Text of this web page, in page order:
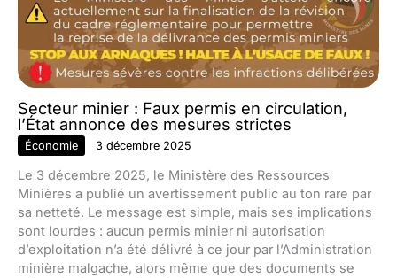
Secteur minier : Faux permis en circulation,
l’État annonce des mesures strictes
Économie 3 décembre 2025
Le 3 décembre 2025, le Ministère des Ressources
Minières a publié un avertissement public au ton rare par
sa netteté. Le message est simple, mais ses implications
sont lourdes : aucun permis minier ni autorisation
d’exploitation n’a été délivré à ce jour par l’Administration
minière malgache, alors même que des documents se